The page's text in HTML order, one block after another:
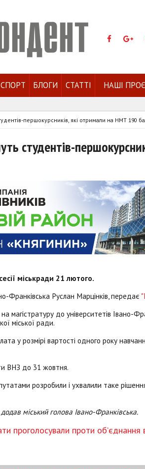
СПОРТ БЛОГИ СТАТТІ НАШІ
першокурсників, які отримали на НМТ 190
студентів-
міськради 21 лютого.
Франківська Руслан Марцінків, передає
магістратуру до університетів Івано-
міської ради.
у розмірі вартості одного року
ВНЗ до 31 жовтня.
розробили і ухвалили таке
міський голова Івано-Франківська.
проголосували проти